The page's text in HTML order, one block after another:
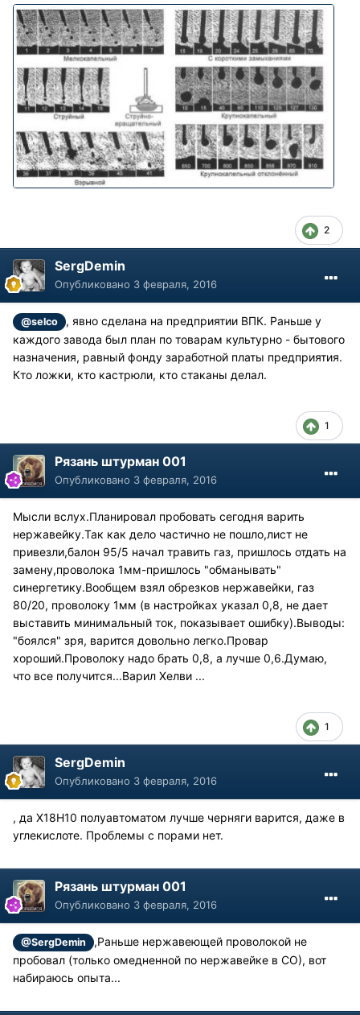
2
SergDemin
Опубликовано 3 февраля, 2016
@selco
, явно сделана на предприятии ВПК. Раньше у
каждого завода был план по товарам культурно - бытового
назначения, равный фонду заработной платы предприятия.
Кто ложки, кто кастрюли, кто стаканы делал.
1
Рязань штурман 001
Опубликовано 3 февраля, 2016
Мысли вслух.Планировал пробовать сегодня варить
нержавейку.Так как дело частично не пошло,лист не
привезли,балон 95/5 начал травить газ, пришлось отдать на
замену,проволока 1мм-пришлось "обманывать"
синергетику.Вообщем взял обрезков нержавейки, газ
80/20, проволоку 1мм (в настройках указал 0,8, не дает
выставить минимальный ток, показывает ошибку).Выводы:
"боялся" зря, варится довольно легко.Провар
хороший.Проволоку надо брать 0,8, а лучше 0,6.Думаю,
что все получится...Варил Хелви ...
1
SergDemin
Опубликовано 3 февраля, 2016
, да Х18Н10 полуавтоматом лучше черняги варится, даже в
углекислоте. Проблемы с порами нет.
Рязань штурман 001
Опубликовано 3 февраля, 2016
@SergDemin
,Раньше нержавеющей проволокой не
пробовал (только омедненной по нержавейке в СО), вот
набираюсь опыта...